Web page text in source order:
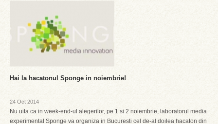
Hai la hacatonul Sponge in noiembrie!
24 Oct 2014
Nu uita ca in week-end-ul alegerilor, pe 1 si 2 noiembrie, laboratorul media
experimental Sponge va organiza in Bucuresti cel de-al doilea hacaton din